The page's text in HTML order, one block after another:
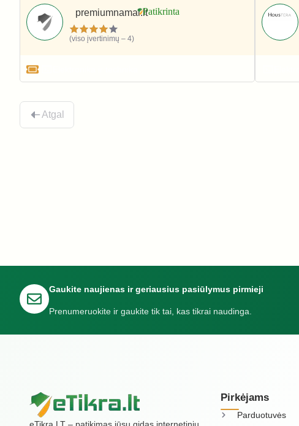
premiumnamai.lt
(viso įvertinimų – 4)
Atgal
Gaukite naujienas ir geriausius pasiūlymus pirmieji
Prenumeruokite ir gaukite tik tai, kas tikrai naudinga.
Pirkėjams
Parduotuvės